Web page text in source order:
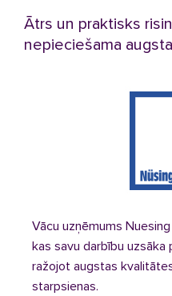
Ātrs un praktisks
nepieciešama
Vācu uzņēmums
kas savu darbību uzsāka
ražojot augstas
starpsienas.